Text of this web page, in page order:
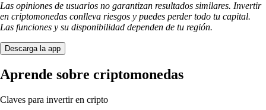
Las opiniones de usuarios no garantizan resultados similares. Invertir
en criptomonedas conlleva riesgos y puedes perder todo tu capital.
Las funciones y su disponibilidad dependen de tu región.
Descarga la app
Aprende sobre criptomonedas
Claves para invertir en cripto